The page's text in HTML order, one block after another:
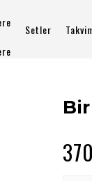
Setler